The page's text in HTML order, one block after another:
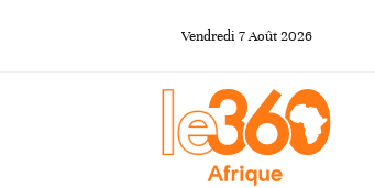
Vendredi 7Août 2026